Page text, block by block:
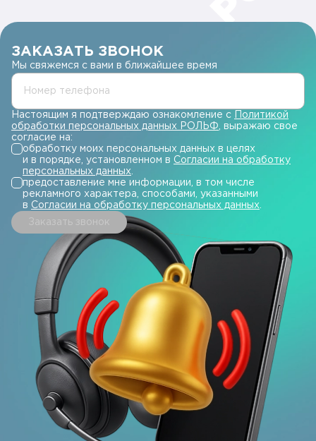
ЗАКАЗАТЬ ЗВОНОК
Мы свяжемся с вами в ближайшее время
Номер телефона
Настоящим я подтверждаю ознакомление с
Политикой
обработки персональных данных РОЛЬФ , выражаю свое
согласие на:
обработку моих персональных данных в целях
и в порядке, установленном в Согласии на обработку
персональных данных
предоставление мне информации, в том числе
рекламного характера, способами, указанными
в Согласии на обработку персональных данных
Заказать звонок